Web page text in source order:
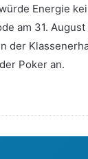
Energie
am 31.
der
Poker an.